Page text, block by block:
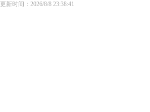
更新时间：2026/8/8 23:38:41